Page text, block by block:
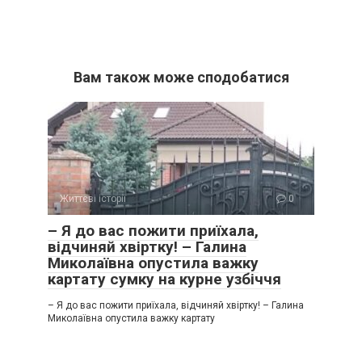
Вам також може сподобатися
Життєві історії 0
– Я до вас пожити приїхала,
відчиняй хвіртку! – Галина
Миколаївна опустила важку
картату сумку на курне узбіччя
– Я до вас пожити приїхала, відчиняй хвіртку! – Галина
Миколаївна опустила важку картату